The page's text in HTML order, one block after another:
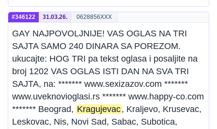
#346122 31.03.26. 0628856XXX
GAY NAJPOVOLJNIJE! VAS OGLAS NA TRI
SAJTA SAMO 240 DINARA SA POREZOM.
ukucajte: HOG TRI pa tekst oglasa i posaljite na
broj 1202 VAS OGLAS ISTI DAN NA SVA TRI
SAJTA, na: ******* www.sexizazov.com *******
www.uveknovioglasi.rs ******* www.happy-co.com
******* Beograd, Kragujevac, Kraljevo, Krusevac,
Leskovac, Nis, Novi Sad, Sabac, Subotica,